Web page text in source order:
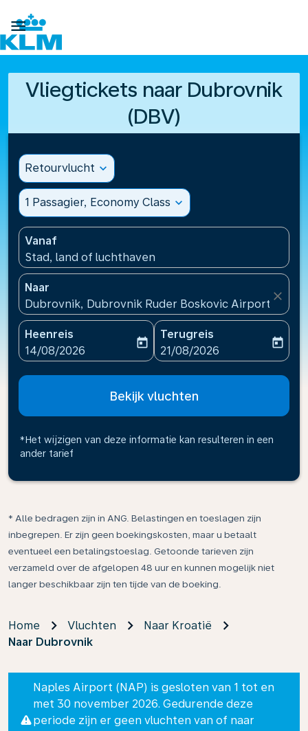

Vliegtickets naar Dubrovnik
(DBV)
Retourvlucht expand_more
1 Passagier, Economy Class expand_more
Vanaf
Stad, land of luchthaven
Naar
Dubrovnik, Dubrovnik Ruder Boskovic
close
Heenreis
fc-booking-departure-date-aria-label
14/08/2026
today
Terugreis
fc-booking-return-date-
21/08/2026
today
Bekijk vluchten
*Het wijzigen van deze informatie kan resulteren in een
ander tarief
* Alle bedragen zijn in ANG. Belastingen en toeslagen zijn
inbegrepen. Er zijn geen boekingskosten, maar u betaalt
eventueel een betalingstoeslag. Getoonde tarieven zijn
verzameld over de afgelopen 48 uur en kunnen mogelijk niet
langer beschikbaar zijn ten tijde van de boeking.
Home Vluchten
Naar Kroatië
Naar Dubrovnik
Naples Airport (NAP) is gesloten van 1 tot en
met 30 november 2026. Gedurende deze
periode zijn er geen vluchten van of naar